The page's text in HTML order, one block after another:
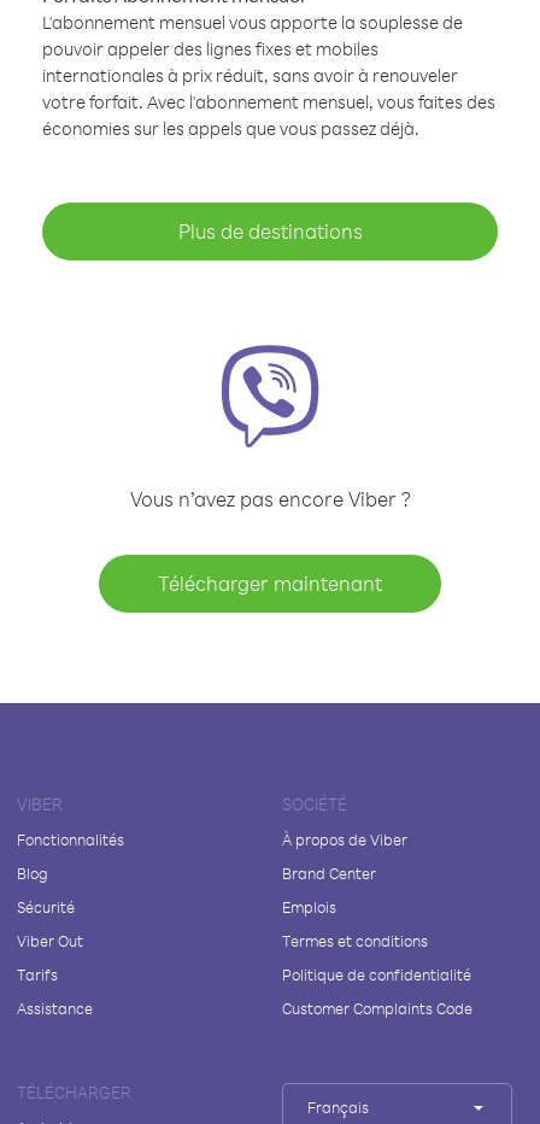
L'abonnement mensuel vous apporte la souplesse de
pouvoir appeler des lignes fixes et mobiles
internationales à prix réduit, sans avoir à renouveler
votre forfait. Avec l'abonnement mensuel, vous faites des
économies sur les appels que vous passez déjà.
Plus de destinations
Vous n’avez pas encore Viber ?
Télécharger maintenant
VIBER
Fonctionnalités
Blog
Sécurité
Viber Out
Tarifs
Assistance
SOCIÉTÉ
À propos de Viber
Brand Center
Emplois
Termes et conditions
Politique de confidentialité
Customer Complaints Code
TÉLÉCHARGER
Français